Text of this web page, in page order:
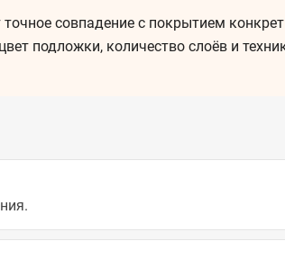
совпадение с покрытием
подложки, количество слоёв и